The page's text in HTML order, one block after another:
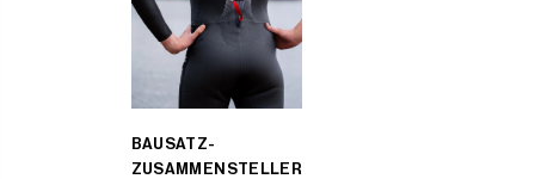
BAUSATZ-
ZUSAMMENSTELLER